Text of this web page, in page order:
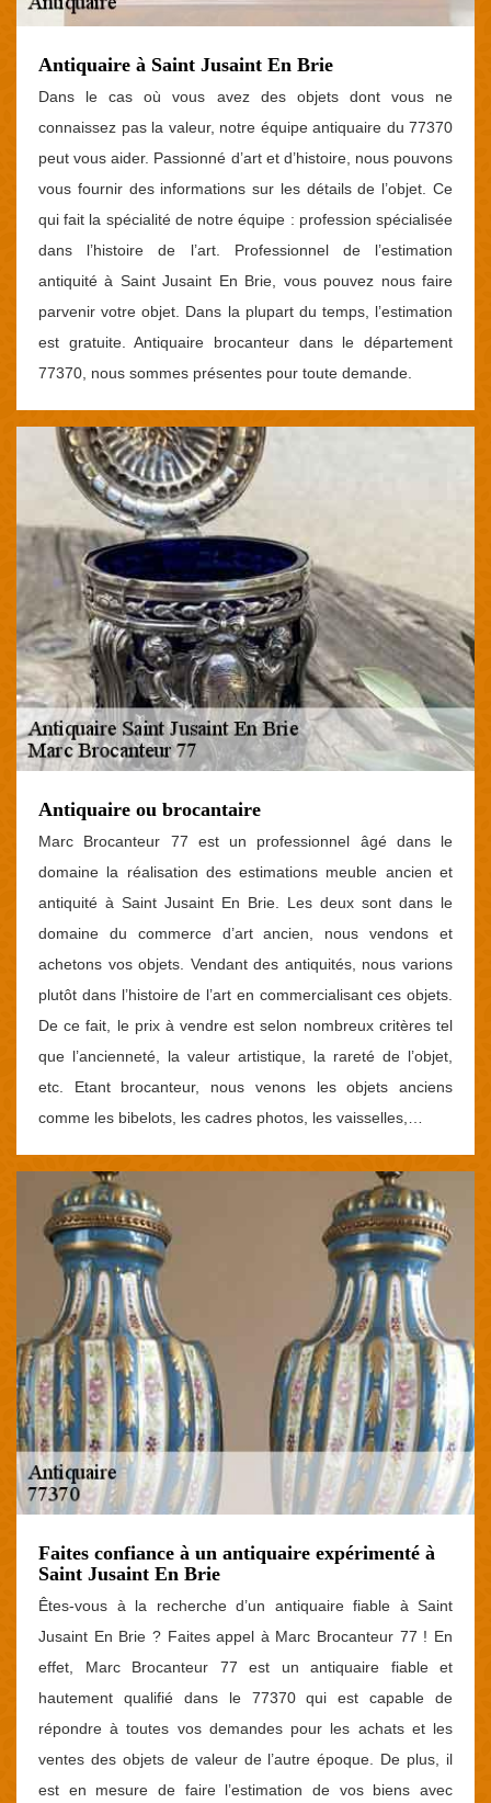
Antiquaire à Saint Jusaint En Brie
Dans le cas où vous avez des objets dont vous ne
connaissez pas la valeur, notre équipe antiquaire du 77370
peut vous aider. Passionné d’art et d’histoire, nous pouvons
vous fournir des informations sur les détails de l’objet. Ce
qui fait la spécialité de notre équipe : profession spécialisée
dans l’histoire de l’art. Professionnel de l’estimation
antiquité à Saint Jusaint En Brie, vous pouvez nous faire
parvenir votre objet. Dans la plupart du temps, l’estimation
est gratuite. Antiquaire brocanteur dans le département
77370, nous sommes présentes pour toute demande.
Antiquaire ou brocantaire
Marc Brocanteur 77 est un professionnel âgé dans le
domaine la réalisation des estimations meuble ancien et
antiquité à Saint Jusaint En Brie. Les deux sont dans le
domaine du commerce d’art ancien, nous vendons et
achetons vos objets. Vendant des antiquités, nous varions
plutôt dans l’histoire de l’art en commercialisant ces objets.
De ce fait, le prix à vendre est selon nombreux critères tel
que l’ancienneté, la valeur artistique, la rareté de l’objet,
etc. Etant brocanteur, nous venons les objets anciens
comme les bibelots, les cadres photos, les vaisselles,…
Faites confiance à un antiquaire expérimenté à
Saint Jusaint En Brie
Êtes-vous à la recherche d’un antiquaire fiable à Saint
Jusaint En Brie ? Faites appel à Marc Brocanteur 77 ! En
effet, Marc Brocanteur 77 est un antiquaire fiable et
hautement qualifié dans le 77370 qui est capable de
répondre à toutes vos demandes pour les achats et les
ventes des objets de valeur de l’autre époque. De plus, il
est en mesure de faire l’estimation de vos biens avec